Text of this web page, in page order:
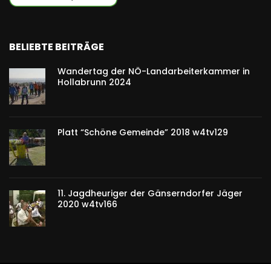
BELIEBTE BEITRÄGE
Wandertag der NÖ-Landarbeiterkammer in
Hollabrunn 2024
Platt “Schöne Gemeinde” 2018 w4tv129
11. Jagdheuriger der Gänserndorfer Jäger
2020 w4tv166